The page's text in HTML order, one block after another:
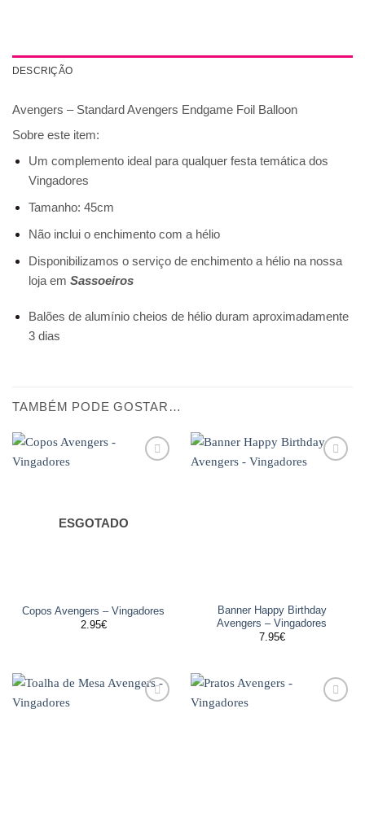
DESCRIÇÃO
Avengers – Standard Avengers Endgame Foil Balloon
Sobre este item:
Um complemento ideal para qualquer festa temática dos
Vingadores
Tamanho: 45cm
Não inclui o enchimento com a hélio
Disponibilizamos o serviço de enchimento a hélio na nossa
loja em Sassoeiros
Balões de alumínio cheios de hélio duram aproximadamente
3 dias
TAMBÉM PODE GOSTAR…
ESGOTADO
Copos Avengers – Vingadores
2.95€
Banner Happy Birthday
Avengers – Vingadores
7.95€